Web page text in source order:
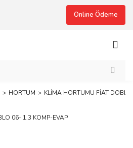
Online Ödeme
HORTUM KLİMA HORTUMU FİAT